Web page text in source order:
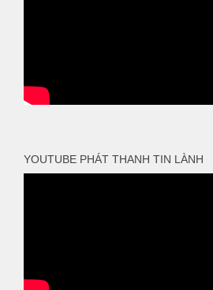
YOUTUBE PHÁT THANH TIN LÀNH